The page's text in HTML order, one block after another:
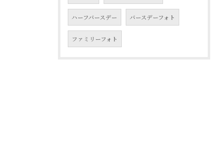
ハーフバースデー バースデーフォト
ファミリーフォト